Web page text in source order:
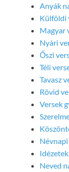
Anyák
Külföldi
Magyar
Nyári
Őszi
Téli
Tavasz
Rövid
Versek
Neved